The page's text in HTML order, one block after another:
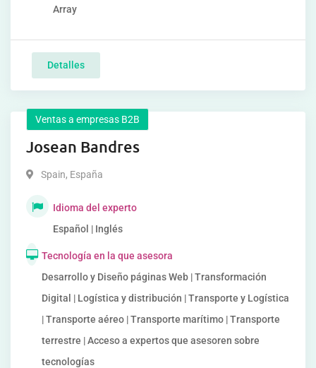
Array
Detalles
Ventas a empresas B2B
Josean Bandres
Spain, España
Idioma del experto
Español | Inglés
Tecnología en la que asesora
Desarrollo y Diseño páginas Web | Transformación
Digital | Logística y distribución | Transporte y Logística
| Transporte aéreo | Transporte marítimo | Transporte
terrestre | Acceso a expertos que asesoren sobre
tecnologías